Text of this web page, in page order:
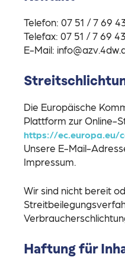
Telefon: 07 51 / 7 69
Telefax: 07 51 / 7 69
E-Mail:
Die Europäische
Plattform zur Online-
https://ec.europa.eu/
Unsere E-Mail-
Impressum.
Wir sind nicht bereit
Haftung für